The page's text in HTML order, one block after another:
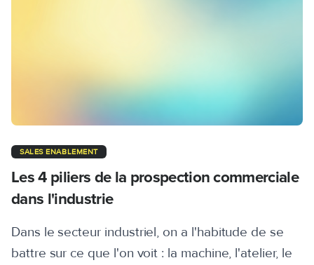
SALES ENABLEMENT
Les 4 piliers de la prospection commerciale
dans l'industrie
Dans le secteur industriel, on a l'habitude de se
battre sur ce que l'on voit : la machine, l'atelier, le